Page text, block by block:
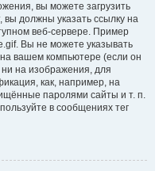
вы можете загрузить
должны указать ссылку на
веб-сервере. Пример
Вы не можете указывать
вашем компьютере (если он
на изображения, для
как, например, на
паролями сайты и т. п.
в сообщениях тег